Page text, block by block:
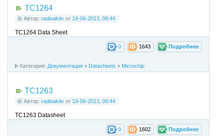
TC1264
Автор: radioaktiv от 18-06-2013, 09:44
TC1264 Data Sheet
Подробнее
1643
0
Категория: Документация » Datasheets » Microchip
TC1263
Автор: radioaktiv от 18-06-2013, 09:44
TC1263 Datasheet
Подробнее
1602
0